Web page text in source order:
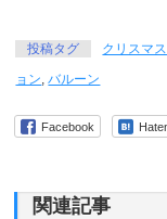
投稿タグ クリスマス
ョン,バルーン
Facebook
関連記事